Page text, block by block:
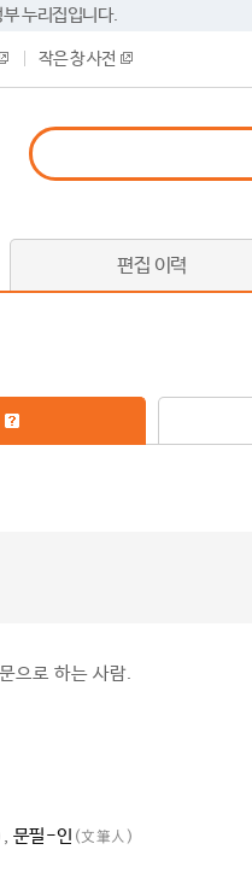
누리집입니다.
작은 창 사전
편집 이력
으로 하는 사람.
, 문필-인 (文筆人)